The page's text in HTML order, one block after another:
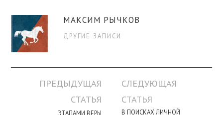
МАКСИМ РЫЧКОВ
ДРУГИЕ ЗАПИСИ
Навигация
ПРЕДЫДУЩАЯ
СТАТЬЯ
ЭТАПАМИ ВЕРЫ
СЛЕДУЮЩАЯ
СТАТЬЯ
В ПОИСКАХ ЛИЧНОЙ